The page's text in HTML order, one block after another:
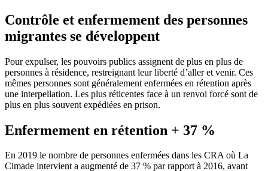
Contrôle et enfermement des personnes
migrantes se développent
Pour expulser, les pouvoirs publics assignent de plus en plus de
personnes à résidence, restreignant leur liberté d’aller et venir. Ces
mêmes personnes sont généralement enfermées en rétention après
une interpellation. Les plus réticentes face à un renvoi forcé sont de
plus en plus souvent expédiées en prison.
Enfermement en rétention + 37 %
En 2019 le nombre de personnes enfermées dans les CRA où La
Cimade intervient a augmenté de 37 % par rapport à 2016, avant